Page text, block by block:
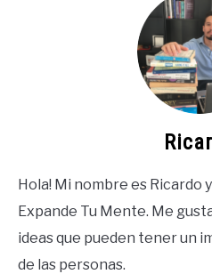
Hola! Mi nombre es Ricardo
Expande Tu Mente. Me
ideas que pueden tener un
de las personas.